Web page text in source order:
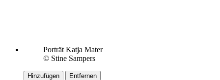
Porträt Katja Mater
© Stine Sampers
Hinzufügen Entfernen